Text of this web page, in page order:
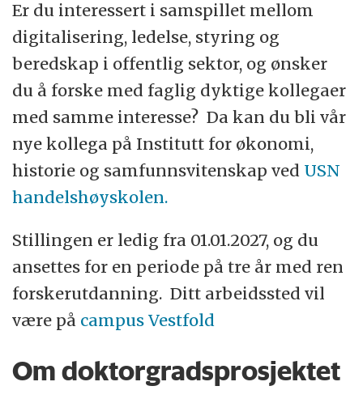
løsningene på dem. Et arbeid vi gyver løs
på med våre aller beste virkemidler:
utdanning og forskning.
Vi tilbyr profesjonsorienterte og
arbeidslivsrettede utdanninger, forskning
og kunnskapsformidling med høy
internasjonal kvalitet. Som ansatt får
du har tilgang til en buffet av muligheter for
utvikling og læring. Gjennom de offisielle
kanalene – og gjennom et nettverk av
kunnskapsrike og rause kollegaer som kan
mye om mangt.
Er du interessert i samspillet mellom
digitalisering, ledelse, styring og
beredskap i offentlig sektor, og ønsker
du å forske med faglig dyktige kollegaer
med samme interesse? Da kan du bli vår
nye kollega på Institutt for økonomi,
historie og samfunnsvitenskap ved USN
handelshøyskolen.
Stillingen er ledig fra 01.01.2027, og du
ansettes for en periode på tre år med ren
forskerutdanning. Ditt arbeidssted vil
være på campus Vestfold
Om doktorgradsprosjektet